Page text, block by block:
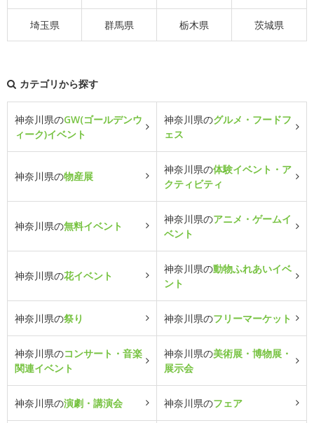
埼玉県 群馬県 栃木県 茨城県
カテゴリから探す
神奈川県のGW(ゴールデンウ
ィーク)イベント
神奈川県のグルメ・フードフ
ェス
神奈川県の物産展
神奈川県の体験イベント・ア
クティビティ
神奈川県の無料イベント
神奈川県のアニメ・ゲームイ
ベント
神奈川県の花イベント
神奈川県の動物ふれあいイベ
ント
神奈川県の祭り 神奈川県のフリーマーケット
神奈川県のコンサート・音楽
関連イベント
神奈川県の美術展・博物展・
展示会
神奈川県の演劇・講演会 神奈川県のフェア